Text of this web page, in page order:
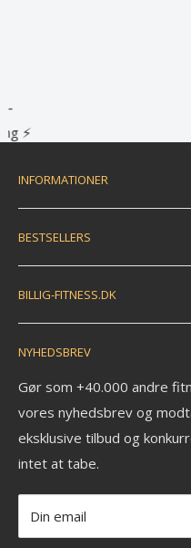
NYHEDSBREV
Gør som +40.000 andre
vores nyhedsbrev og
eksklusive tilbud og
intet at tabe.
Din email
INFORMATIONER
Handelsbetingelser
Fortryd dit køb / bestil
FAQ
EAN betaling
Anmeldelser
Kontakt
Om os
Ledige stillinger
Fitness blog
Blog om styrketræning
Privatlivspolitik
Refusionspolitik
BESTSELLERS
Træningsmåtte
Træningsbold
Træningselastik
Håndvægte
Pull up bar
Kettlebell
Aerobic vægtstang sæt
Vægtstang
Vægtskive
BILLIG-FITNESS.DK
N.K. Import APS
Savværksvej 3
6360 Tinglev
CVR: 33772580
_______________________
Mail: info@billig-fitness.dk